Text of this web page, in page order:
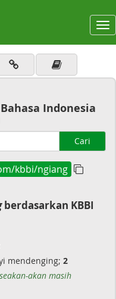
Indonesia
Cari
kbbi/ngiang
berdasarkan KBBI
mendenging; 2
akan masih